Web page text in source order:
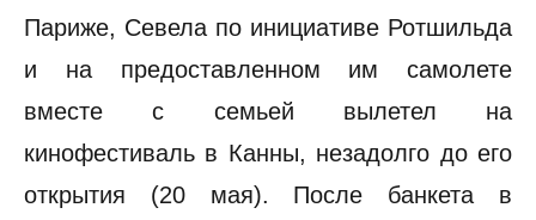
Париже, Севела по инициативе Ротшильда
и на предоставленном им самолете
вместе с семьей вылетел на
кинофестиваль в Канны, незадолго до его
открытия (20 мая). После банкета в